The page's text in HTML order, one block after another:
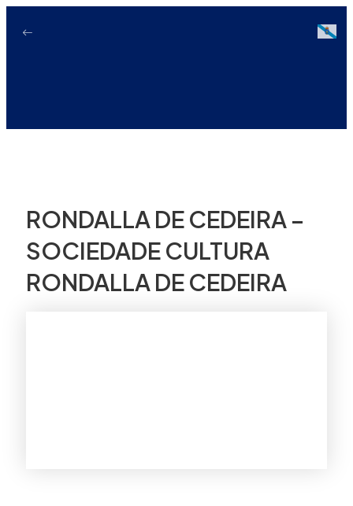
RONDALLA DE CEDEIRA –
SOCIEDADE CULTURA
RONDALLA DE CEDEIRA